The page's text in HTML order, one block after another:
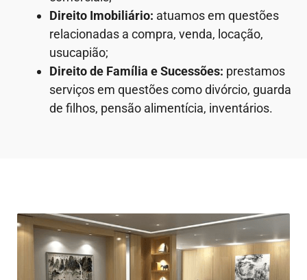
Direito Imobiliário: atuamos em questões
relacionadas a compra, venda, locação,
usucapião;
Direito de Família e Sucessões: prestamos
serviços em questões como divórcio, guarda
de filhos, pensão alimentícia, inventários.